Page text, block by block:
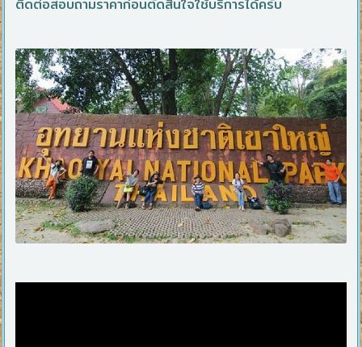
ติดต่อสอบถามราคาก่อนตัดสินใจใช้บริการได้ครับ